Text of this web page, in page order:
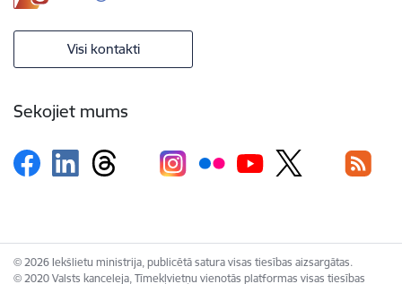
Visi kontakti
Sekojiet mums
© 2026 Iekšlietu ministrija, publicētā satura visas tiesības aizsargātas.
© 2020 Valsts kanceleja, Tīmekļvietņu vienotās platformas visas tiesības